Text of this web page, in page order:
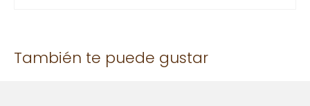
Solo los usuarios registrados que hayan comprado este
También te puede gustar